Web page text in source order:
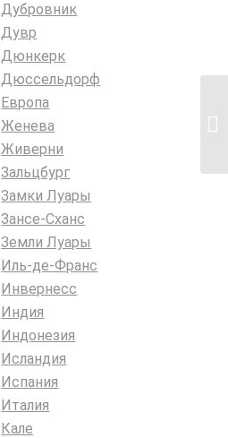
Дубровник
Дувр
Дюнкерк
Дюссельдорф
Европа
Женева
Живерни
Зальцбург
Замки Луары
Зансе-Сханс
Земли Луары
Иль-де-Франс
Инвернесс
Индия
Индонезия
Исландия
Испания
Италия
Кале